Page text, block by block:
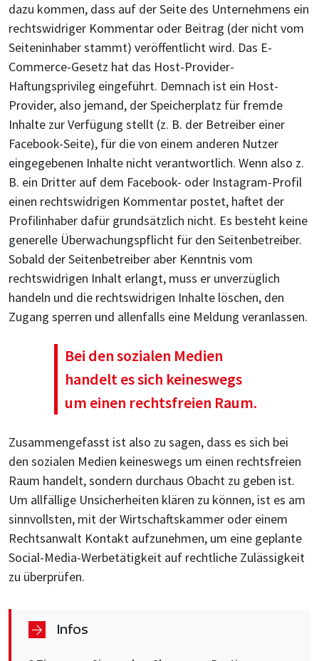
dazu kommen, dass auf der Seite des Unternehmens ein
rechtswidriger Kommentar oder Beitrag (der nicht vom
Seiteninhaber stammt) veröffentlicht wird. Das E-
Commerce-Gesetz hat das Host-Provider-
Haftungsprivileg eingeführt. Demnach ist ein Host-
Provider, also jemand, der Speicherplatz für fremde
Inhalte zur Verfügung stellt (z. B. der Betreiber einer
Facebook-Seite), für die von einem anderen Nutzer
eingegebenen Inhalte nicht verantwortlich. Wenn also z.
B. ein Dritter auf dem Facebook- oder Instagram-Profil
einen rechtswidrigen Kommentar postet, haftet der
Profilinhaber dafür grundsätzlich nicht. Es besteht keine
generelle Überwachungspflicht für den Seitenbetreiber.
Sobald der Seitenbetreiber aber Kenntnis vom
rechtswidrigen Inhalt erlangt, muss er unverzüglich
handeln und die rechtswidrigen Inhalte löschen, den
Zugang sperren und allenfalls eine Meldung veranlassen.
Bei den sozialen Medien
handelt es sich keineswegs
um einen rechtsfreien Raum.
Zusammengefasst ist also zu sagen, dass es sich bei
den sozialen Medien keineswegs um einen rechtsfreien
Raum handelt, sondern durchaus Obacht zu geben ist.
Um allfällige Unsicherheiten klären zu können, ist es am
sinnvollsten, mit der Wirtschaftskammer oder einem
Rechtsanwalt Kontakt aufzunehmen, um eine geplante
Social-Media-Werbetätigkeit auf rechtliche Zulässigkeit
zu überprüfen.
Infos